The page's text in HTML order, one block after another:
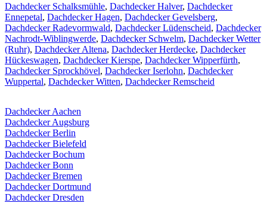
Dachdecker Schalksmühle, Dachdecker Halver, Dachdecker
Ennepetal, Dachdecker Hagen, Dachdecker Gevelsberg,
Dachdecker Radevormwald, Dachdecker Lüdenscheid, Dachdecker
Nachrodt-Wiblingwerde, Dachdecker Schwelm, Dachdecker Wetter
(Ruhr), Dachdecker Altena, Dachdecker Herdecke, Dachdecker
Hückeswagen, Dachdecker Kierspe, Dachdecker Wipperfürth,
Dachdecker Sprockhövel, Dachdecker Iserlohn, Dachdecker
Wuppertal, Dachdecker Witten, Dachdecker Remscheid
Dachdecker Aachen
Dachdecker Augsburg
Dachdecker Berlin
Dachdecker Bielefeld
Dachdecker Bochum
Dachdecker Bonn
Dachdecker Bremen
Dachdecker Dortmund
Dachdecker Dresden